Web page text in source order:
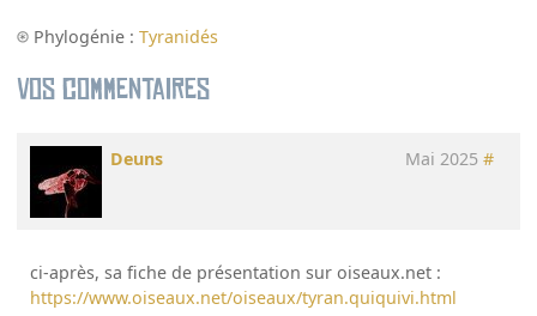
Phylogénie :Tyranidés
Vos commentaires
Deuns Mai 2025 #
ci-après, sa fiche de présentation sur oiseaux.net :
https://www.oiseaux.net/oiseaux/tyran.quiquivi.html